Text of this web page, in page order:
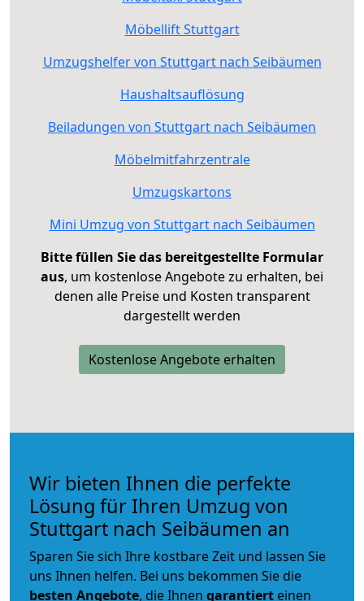
Möbellift Stuttgart
Umzugshelfer von Stuttgart nach Seibäumen
Haushaltsauflösung
Beiladungen von Stuttgart nach Seibäumen
Möbelmitfahrzentrale
Umzugskartons
Mini Umzug von Stuttgart nach Seibäumen
Bitte füllen Sie das bereitgestellte Formular
aus, um kostenlose Angebote zu erhalten, bei
denen alle Preise und Kosten transparent
dargestellt werden
Kostenlose Angebote erhalten
Wir bieten Ihnen die perfekte
Lösung für Ihren Umzug von
Stuttgart nach Seibäumen an
Sparen Sie sich Ihre kostbare Zeit und lassen Sie
uns Ihnen helfen. Bei uns bekommen Sie die
besten Angebote, die Ihnen garantiert einen